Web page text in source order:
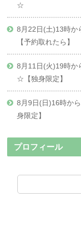
☆
8月22日(土)13時か
【予約取れたら】
8月11日(火)19時か
☆【独身限定】
8月9日(日)16時か
身限定】
プロフィール